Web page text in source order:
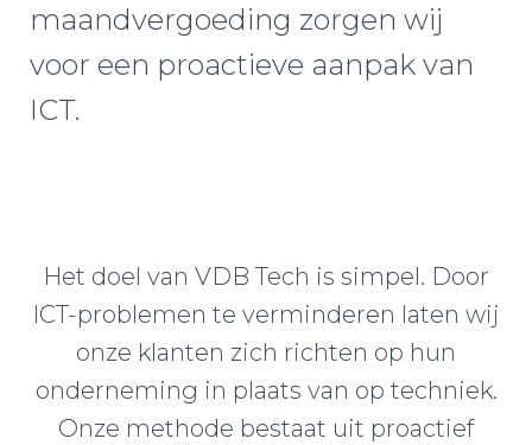
maandvergoeding zorgen wij
voor een proactieve aanpak van
ICT.
Het doel van VDB Tech is simpel. Door
ICT-problemen te verminderen laten wij
onze klanten zich richten op hun
onderneming in plaats van op techniek.
Onze methode bestaat uit proactief